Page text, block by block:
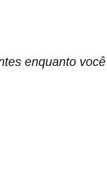
enquanto você